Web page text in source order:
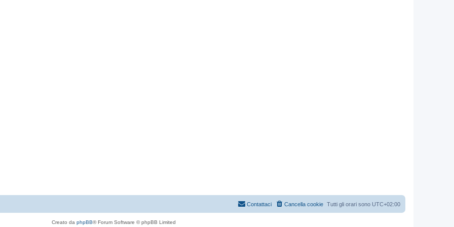
Tutti gli orari sono UTC+02:00
Cancella cookie
Contattaci
Creato da phpBB® Forum Software © phpBB Limited